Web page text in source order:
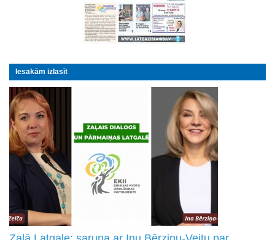
Iesakām izlasīt